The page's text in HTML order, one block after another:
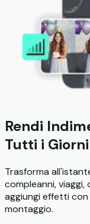
Rendi
Tutti i Giorni
Trasforma
compleanni,
aggiungi effetti
montaggio.